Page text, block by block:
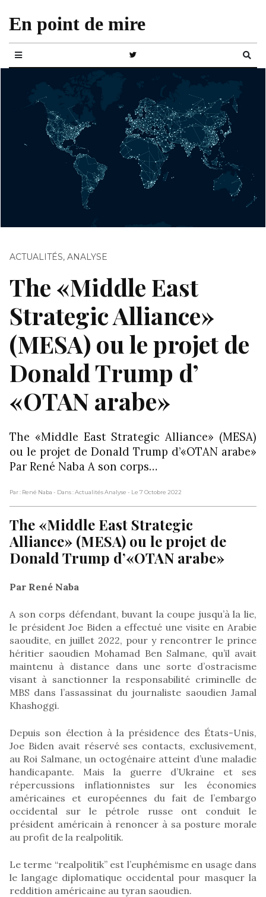
En point de mire
ACTUALITÉS, ANALYSE
The «Middle East
Strategic Alliance»
(MESA) ou le projet de
Donald Trump d’
«OTAN arabe»
The «Middle East Strategic Alliance» (MESA)
ou le projet de Donald Trump d’«OTAN arabe»
Par René Naba A son corps…
Par : René Naba - Dans : Actualités Analyse - Le 7 Octobre 2022
The «Middle East Strategic
Alliance» (MESA) ou le projet de
Donald Trump d’«OTAN arabe»
Par René Naba
A son corps défendant, buvant la coupe jusqu’à la lie,
le président Joe Biden a effectué une visite en Arabie
saoudite, en juillet 2022, pour y rencontrer le prince
héritier saoudien Mohamad Ben Salmane, qu’il avait
maintenu à distance dans une sorte d’ostracisme
visant à sanctionner la responsabilité criminelle de
MBS dans l’assassinat du journaliste saoudien Jamal
Khashoggi.
Depuis son élection à la présidence des États-Unis,
Joe Biden avait réservé ses contacts, exclusivement,
au Roi Salmane, un octogénaire atteint d’une maladie
handicapante. Mais la guerre d’Ukraine et ses
répercussions inflationnistes sur les économies
américaines et européennes du fait de l’embargo
occidental sur le pétrole russe ont conduit le
président américain à renoncer à sa posture morale
au profit de la realpolitik.
Le terme “realpolitik” est l’euphémisme en usage dans
le langage diplomatique occidental pour masquer la
reddition américaine au tyran saoudien.